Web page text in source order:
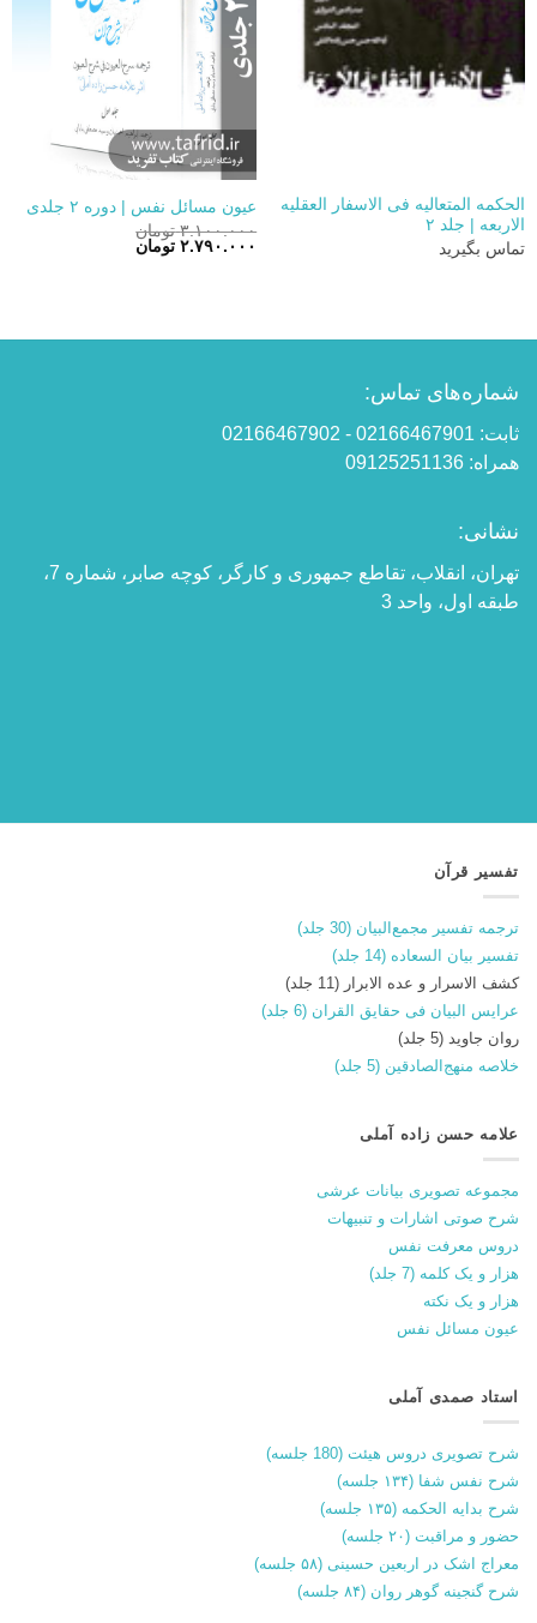
الحکمه المتعالیه فی الاسفار العقلیه
الاربعه | جلد ۲
تماس بگیرید
عیون مسائل نفس | دوره ۲ جلدی
۳.۱۰۰.۰۰۰ تومان
قیمت
۲.۷۹۰.۰۰۰ تومانقیمت
شماره‌های تماس:
ثابت: 02166467901 - 02166467902
همراه: 09125251136
نشانی:
تهران، انقلاب، تقاطع جمهوری و کارگر، کوچه صابر، شماره 7،
طبقه اول، واحد 3
تفسیر قرآن
ترجمه تفسیر مجمع‌البیان (30 جلد)
تفسیر بیان السعاده (14 جلد)
کشف الاسرار و عده الابرار (11 جلد)
عرایس البیان فی حقایق القران (6 جلد)
روان جاوید (5 جلد)
خلاصه منهج‌الصادقین (5 جلد)
علامه حسن زاده آملی
مجموعه تصویری بیانات عرشی
شرح صوتی اشارات و تنبیهات
دروس معرفت نفس
هزار و یک کلمه (7 جلد)
هزار و یک نکته
عیون مسائل نفس
استاد صمدی آملی
شرح تصویری دروس هیئت (180 جلسه)
شرح نفس شفا (۱۳۴ جلسه)
شرح بدایه الحکمه (۱۳۵ جلسه)
حضور و مراقبت (۲۰ جلسه)
معراج اشک در اربعین حسینی (۵۸ جلسه)
شرح گنجینه گوهر روان (۸۴ جلسه)